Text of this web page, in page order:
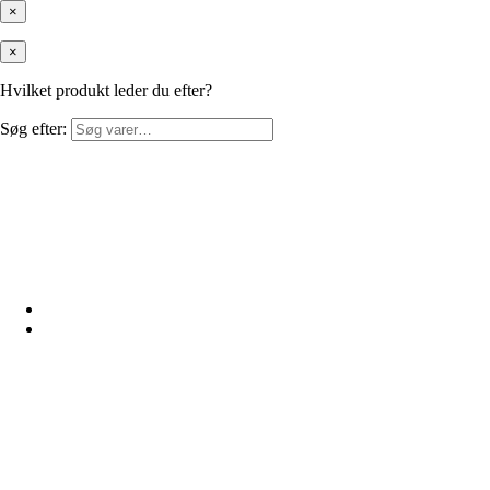
×
×
Hvilket produkt leder du efter?
Søg efter: